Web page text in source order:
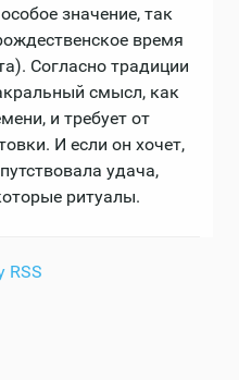
значение, так
время
Согласно традиции
смысл, как
и требует от
И если он хочет,
удача,
ритуалы.
RSS